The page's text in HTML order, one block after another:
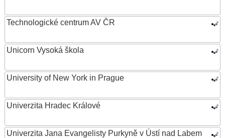
Technologické centrum AV ČR
Unicorn Vysoká škola
University of New York in Prague
Univerzita Hradec Králové
Univerzita Jana Evangelisty Purkyně v Ústí nad Labem